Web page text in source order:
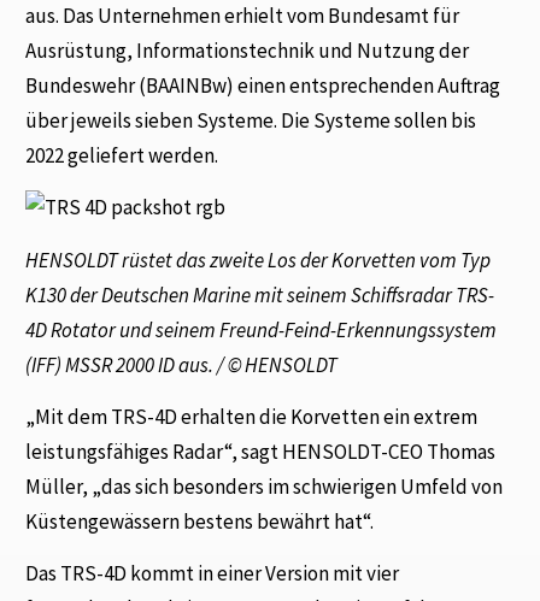
aus. Das Unternehmen erhielt vom Bundesamt für
Ausrüstung, Informationstechnik und Nutzung der
Bundeswehr (BAAINBw) einen entsprechenden Auftrag
über jeweils sieben Systeme. Die Systeme sollen bis
2022 geliefert werden.
HENSOLDT rüstet das zweite Los der Korvetten vom Typ
K130 der Deutschen Marine mit seinem Schiffsradar TRS-
4D Rotator und seinem Freund-Feind-Erkennungssystem
(IFF) MSSR 2000 ID aus. / © HENSOLDT
„Mit dem TRS-4D erhalten die Korvetten ein extrem
leistungsfähiges Radar“, sagt HENSOLDT-CEO Thomas
Müller, „das sich besonders im schwierigen Umfeld von
Küstengewässern bestens bewährt hat“.
Das TRS-4D kommt in einer Version mit vier